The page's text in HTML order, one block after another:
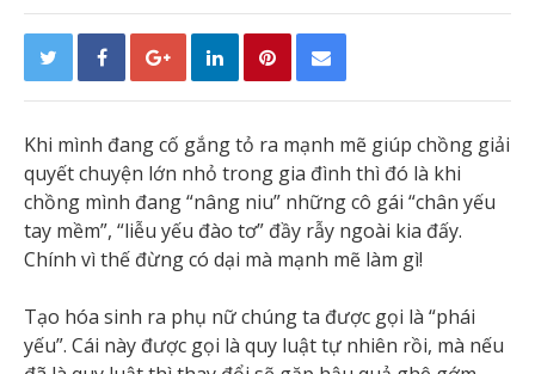
Khi mình đang cố gắng tỏ ra mạnh mẽ giúp chồng giải
quyết chuyện lớn nhỏ trong gia đình thì đó là khi
chồng mình đang “nâng niu” những cô gái “chân yếu
tay mềm”, “liễu yếu đào tơ” đầy rẫy ngoài kia đấy.
Chính vì thế đừng có dại mà mạnh mẽ làm gì!
Tạo hóa sinh ra phụ nữ chúng ta được gọi là “phái
yếu”. Cái này được gọi là quy luật tự nhiên rồi, mà nếu